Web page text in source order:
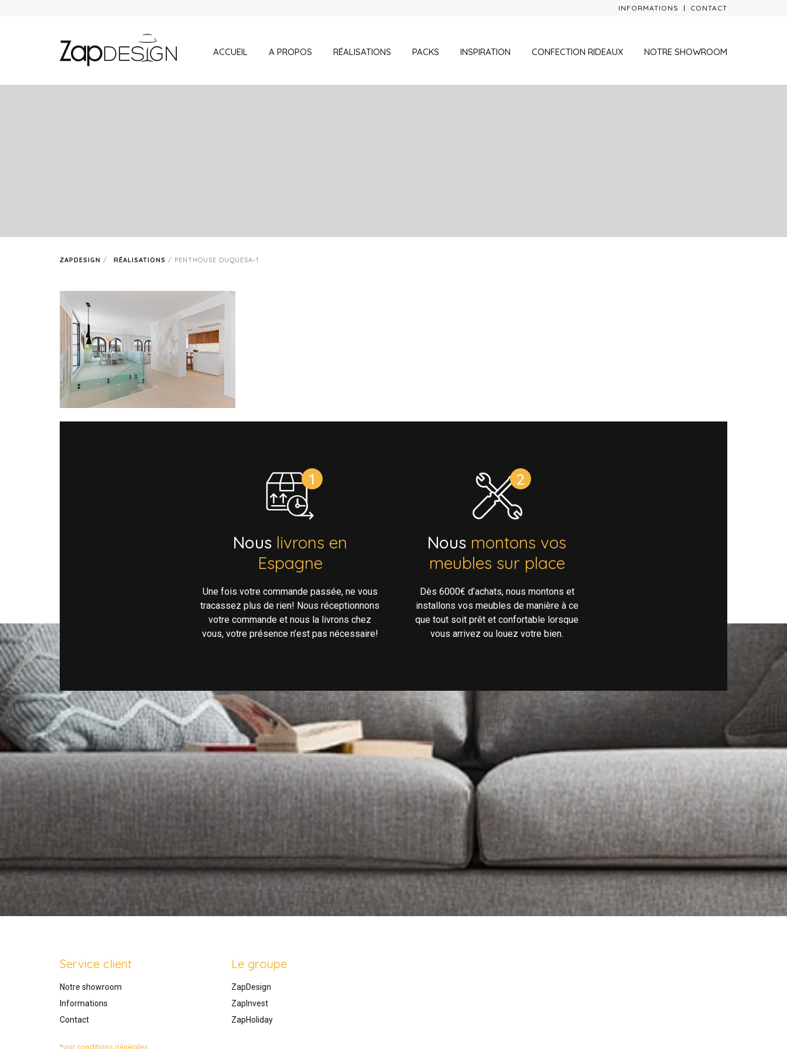
INFORMATIONS CONTACT
ACCUEIL A PROPOS RÉALISATIONS PACKS INSPIRATION CONFECTION RIDEAUX NOTRE SHOWROOM
ZAPDESIGN / RÉALISATIONS / PENTHOUSE DUQUESA-1
Nous livrons en
Espagne
Une fois votre commande passée, ne vous
tracassez plus de rien! Nous réceptionnons
votre commande et nous la livrons chez
vous, votre présence n’est pas nécessaire!
Nous montons vos
meubles sur place
Dès 6000€ d’achats, nous montons et
installons vos meubles de manière à ce
que tout soit prêt et confortable lorsque
vous arrivez ou louez votre bien.
Service client
Notre showroom
Informations
Contact
Le groupe
ZapDesign
ZapInvest
ZapHoliday
*voir conditions générales